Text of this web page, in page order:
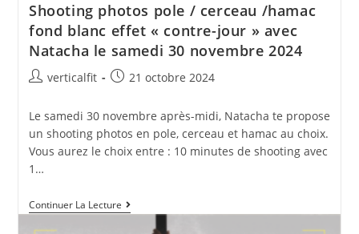
Shooting photos pole / cerceau /hamac
fond blanc effet « contre-jour » avec
Natacha le samedi 30 novembre 2024
Auteur/autrice
la
publication :
verticalfit
Publication
21 octobre 2024
Le samedi 30 novembre après-midi, Natacha te propose
un shooting photos en pole, cerceau et hamac au choix.
Vous aurez le choix entre : 10 minutes de shooting avec
1…
Continuer La LectureShooting
Photos